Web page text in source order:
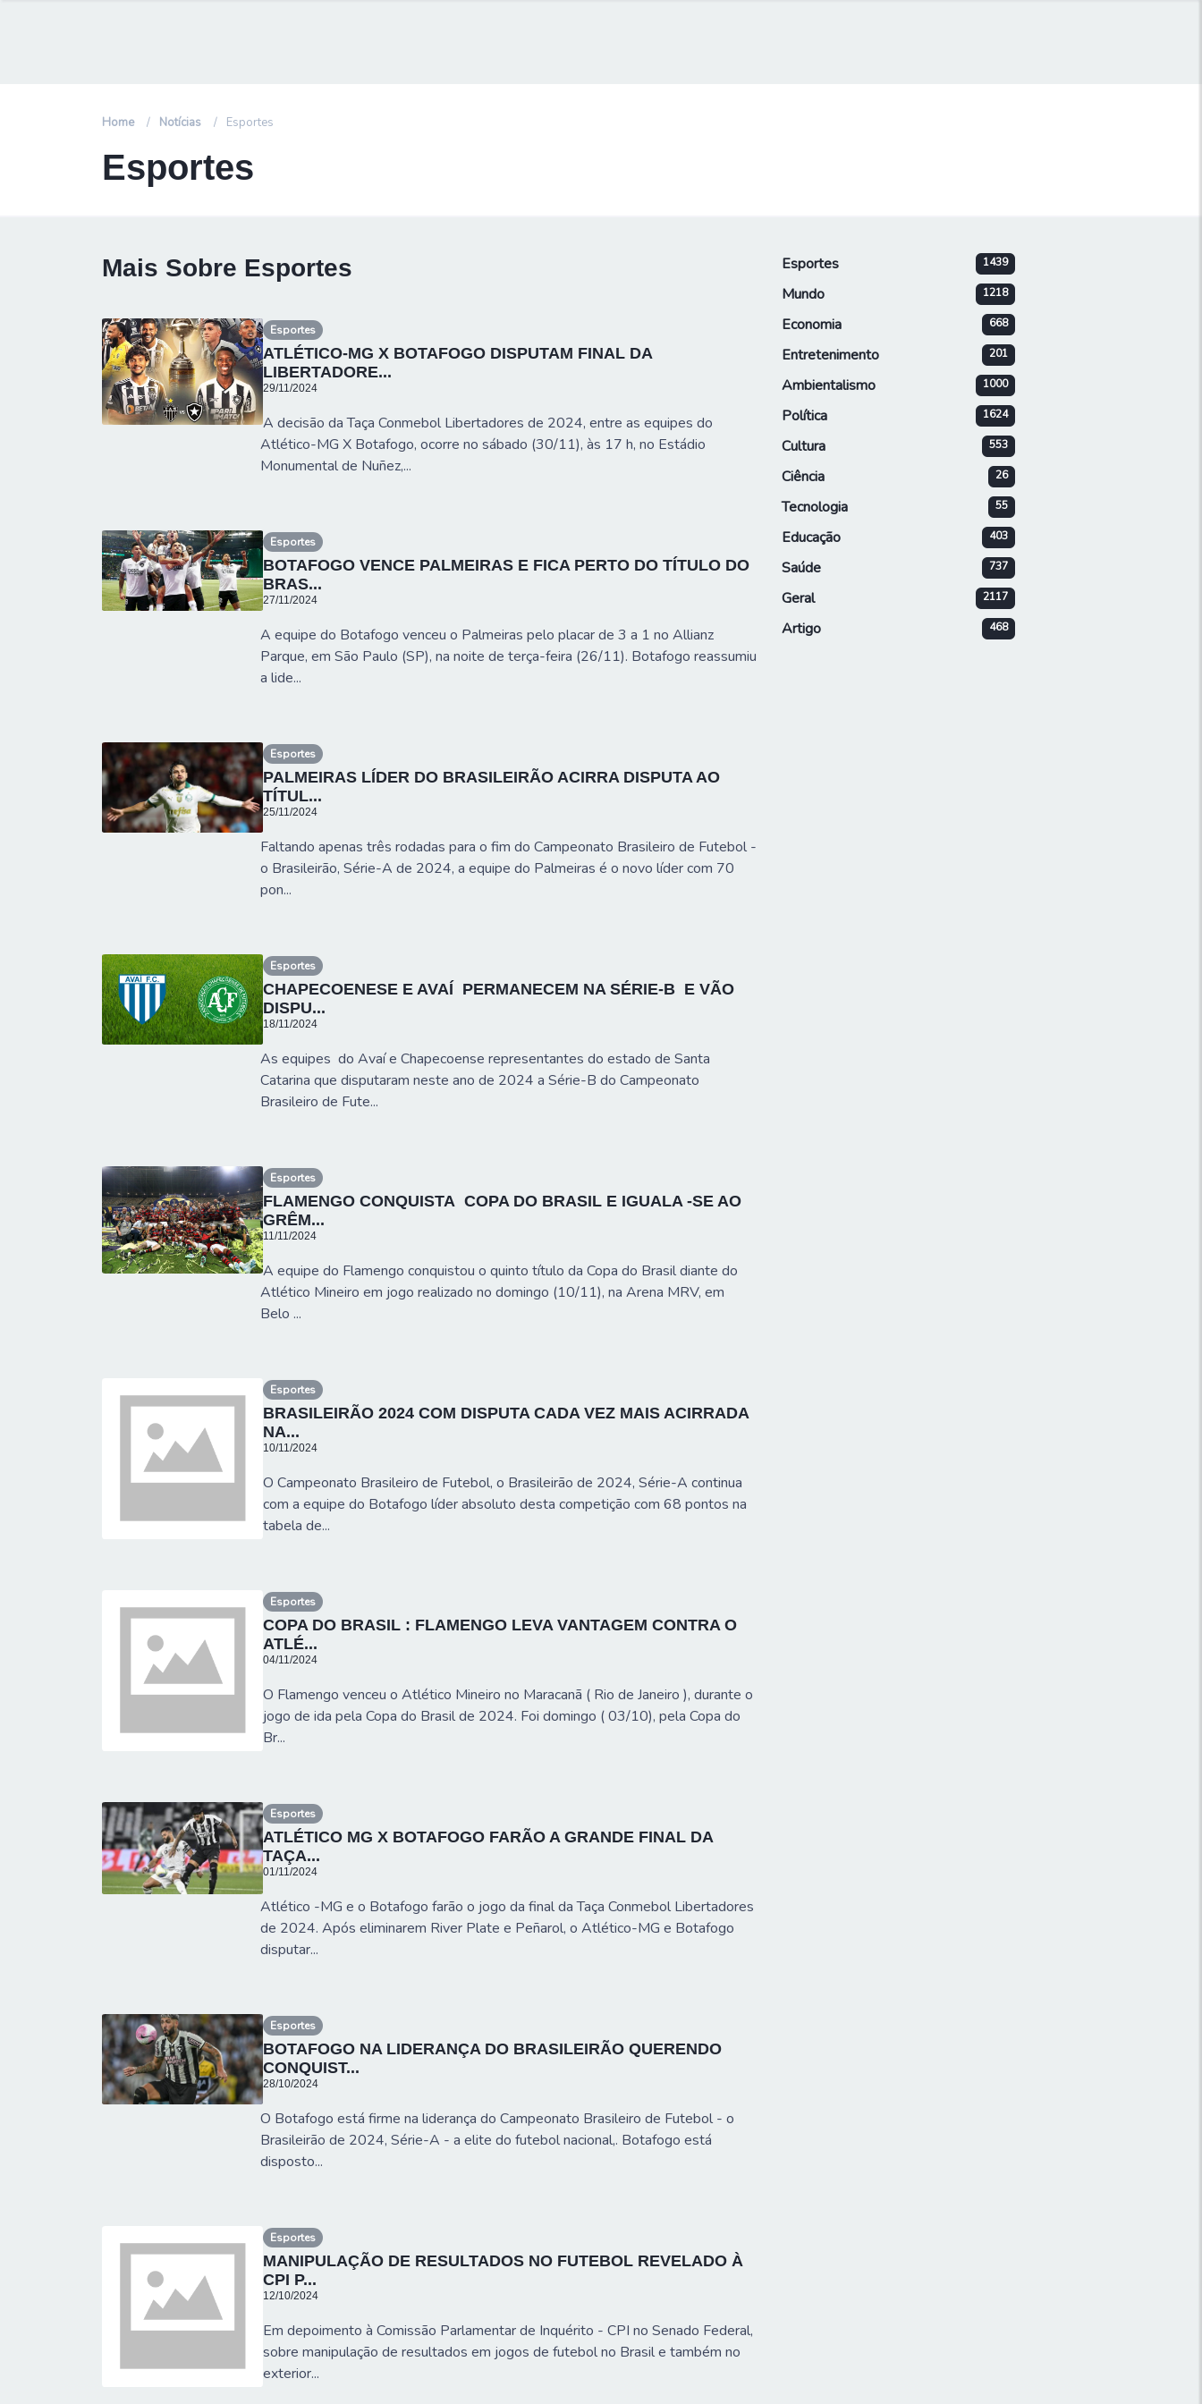
Home Notícias Esportes
Esportes
Mais Sobre Esportes
Esportes
ATLÉTICO-MG X BOTAFOGO DISPUTAM FINAL DA
LIBERTADORE...
29/11/2024
A decisão da Taça Conmebol Libertadores de 2024, entre as equipes do
Atlético-MG X Botafogo, ocorre no sábado (30/11), às 17 h, no Estádio
Monumental de Nuñez,...
Esportes
BOTAFOGO VENCE PALMEIRAS E FICA PERTO DO TÍTULO DO
BRAS...
27/11/2024
A equipe do Botafogo venceu o Palmeiras pelo placar de 3 a 1 no Allianz
Parque, em São Paulo (SP), na noite de terça-feira (26/11). Botafogo reassumiu
a lide...
Esportes
PALMEIRAS LÍDER DO BRASILEIRÃO ACIRRA DISPUTA AO
TÍTUL...
25/11/2024
Faltando apenas três rodadas para o fim do Campeonato Brasileiro de Futebol -
o Brasileirão, Série-A de 2024, a equipe do Palmeiras é o novo líder com 70
pon...
Esportes
CHAPECOENESE E AVAÍ PERMANECEM NA SÉRIE-B E VÃO
DISPU...
18/11/2024
As equipes do Avaí e Chapecoense representantes do estado de Santa
Catarina que disputaram neste ano de 2024 a Série-B do Campeonato
Brasileiro de Fute...
Esportes
FLAMENGO CONQUISTA COPA DO BRASIL E IGUALA -SE AO
GRÊM...
11/11/2024
A equipe do Flamengo conquistou o quinto título da Copa do Brasil diante do
Atlético Mineiro em jogo realizado no domingo (10/11), na Arena MRV, em
Belo ...
Esportes
BRASILEIRÃO 2024 COM DISPUTA CADA VEZ MAIS ACIRRADA
NA...
10/11/2024
O Campeonato Brasileiro de Futebol, o Brasileirão de 2024, Série-A continua
com a equipe do Botafogo líder absoluto desta competição com 68 pontos na
tabela de...
Esportes
COPA DO BRASIL : FLAMENGO LEVA VANTAGEM CONTRA O
ATLÉ...
04/11/2024
O Flamengo venceu o Atlético Mineiro no Maracanã ( Rio de Janeiro ), durante o
jogo de ida pela Copa do Brasil de 2024. Foi domingo ( 03/10), pela Copa do
Br...
Esportes
ATLÉTICO MG X BOTAFOGO FARÃO A GRANDE FINAL DA
TAÇA...
01/11/2024
Atlético -MG e o Botafogo farão o jogo da final da Taça Conmebol Libertadores
de 2024. Após eliminarem River Plate e Peñarol, o Atlético-MG e Botafogo
disputar...
Esportes
BOTAFOGO NA LIDERANÇA DO BRASILEIRÃO QUERENDO
CONQUIST...
28/10/2024
O Botafogo está firme na liderança do Campeonato Brasileiro de Futebol - o
Brasileirão de 2024, Série-A - a elite do futebol nacional,. Botafogo está
disposto...
Esportes
MANIPULAÇÃO DE RESULTADOS NO FUTEBOL REVELADO À
CPI P...
12/10/2024
Em depoimento à Comissão Parlamentar de Inquérito - CPI no Senado Federal,
sobre manipulação de resultados em jogos de futebol no Brasil e também no
exterior...
Esportes 1439
Mundo 1218
Economia 668
Entretenimento 201
Ambientalismo 1000
Política 1624
Cultura 553
Ciência 26
Tecnologia 55
Educação 403
Saúde 737
Geral 2117
Artigo 468